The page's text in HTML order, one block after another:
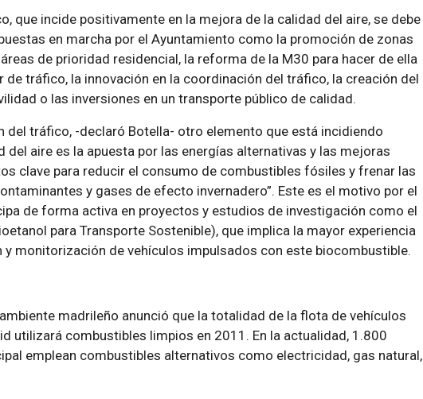
que incide positivamente en la mejora de la calidad del aire, se debe
en marcha por el Ayuntamiento como la promoción de zonas
de prioridad residencial, la reforma de la M30 para hacer de ella
tráfico, la innovación en la coordinación del tráfico, la creación del
o las inversiones en un transporte público de calidad.
del tráfico, -declaró Botella- otro elemento que está incidiendo
del aire es la apuesta por las energías alternativas y las mejoras
clave para reducir el consumo de combustibles fósiles y frenar las
y gases de efecto invernadero”. Este es el motivo por el
de forma activa en proyectos y estudios de investigación como el
para Transporte Sostenible), que implica la mayor experiencia
y monitorización de vehículos impulsados con este biocombustible.
madrileño anunció que la totalidad de la flota de vehículos
utilizará combustibles limpios en 2011. En la actualidad, 1.800
emplean combustibles alternativos como electricidad, gas natural,